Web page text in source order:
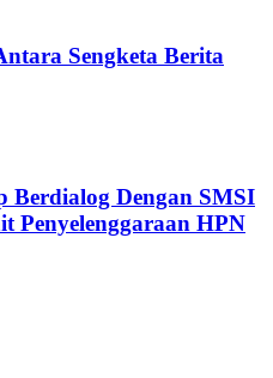
Sengketa Berita
Berdialog Dengan SMSI
Penyelenggaraan HPN